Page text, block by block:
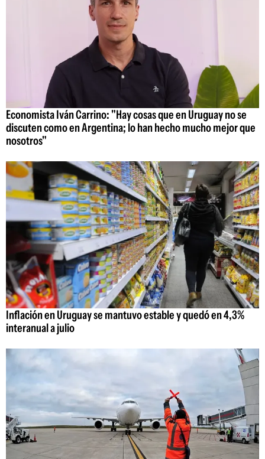
Economista Iván Carrino: "Hay cosas que en Uruguay no se
discuten como en Argentina; lo han hecho mucho mejor que
nosotros"
Inflación en Uruguay se mantuvo estable y quedó en 4,3%
interanual a julio